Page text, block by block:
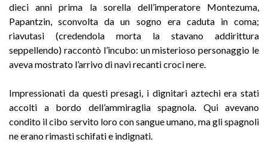
dieci anni prima la sorella dell’imperatore Montezuma,
Papantzin, sconvolta da un sogno era caduta in coma;
riavutasi (credendola morta la stavano addirittura
seppellendo) raccontò l’incubo: un misterioso personaggio le
aveva mostrato l’arrivo di navi recanti croci nere.
Impressionati da questi presagi, i dignitari aztechi era stati
accolti a bordo dell’ammiraglia spagnola. Qui avevano
condito il cibo servito loro con sangue umano, ma gli spagnoli
ne erano rimasti schifati e indignati.